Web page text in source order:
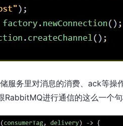
服务里对消息的消费、ack等操
进行通信的这么一个